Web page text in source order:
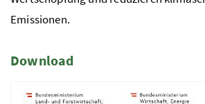
Emissionen.
Download
3 Elemente